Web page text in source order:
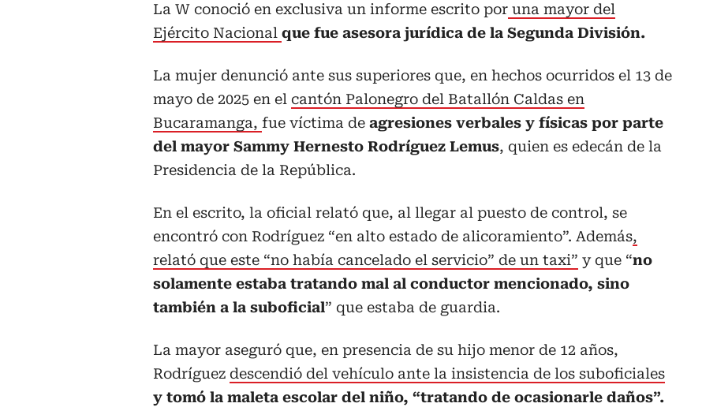
La W conoció en exclusiva un informe escrito por una mayor del
Ejército Nacional que fue asesora jurídica de la Segunda División.
La mujer denunció ante sus superiores que, en hechos ocurridos el 13 de
mayo de 2025 en el cantón Palonegro del Batallón Caldas en
Bucaramanga, fue víctima de agresiones verbales y físicas por parte
del mayor Sammy Hernesto Rodríguez Lemus, quien es edecán de la
Presidencia de la República.
En el escrito, la oficial relató que, al llegar al puesto de control, se
encontró con Rodríguez “en alto estado de alicoramiento”. Además,
relató que este “no había cancelado el servicio” de un taxi” y que “no
solamente estaba tratando mal al conductor mencionado, sino
también a la suboficial” que estaba de guardia.
La mayor aseguró que, en presencia de su hijo menor de 12 años,
Rodríguez descendió del vehículo ante la insistencia de los suboficiales
y tomó la maleta escolar del niño, “tratando de ocasionarle daños”.